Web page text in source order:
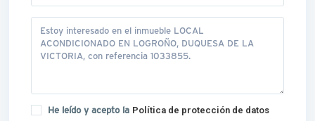
He leído y acepto la Política de protección de datos